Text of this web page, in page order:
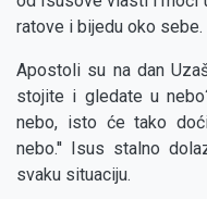
ratove i bijedu oko sebe.
Apostoli su na dan
stojite i gledate u
nebo, isto će tako
nebo.'' Isus stalno
svaku situaciju.